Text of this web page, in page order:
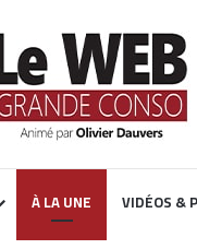
À LA UNE VIDÉOS &